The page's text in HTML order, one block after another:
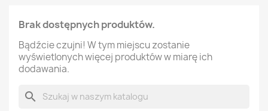
Brak dostępnych produktów.
Bądźcie czujni! W tym miejscu zostanie
wyświetlonych więcej produktów w miarę ich
dodawania.
search